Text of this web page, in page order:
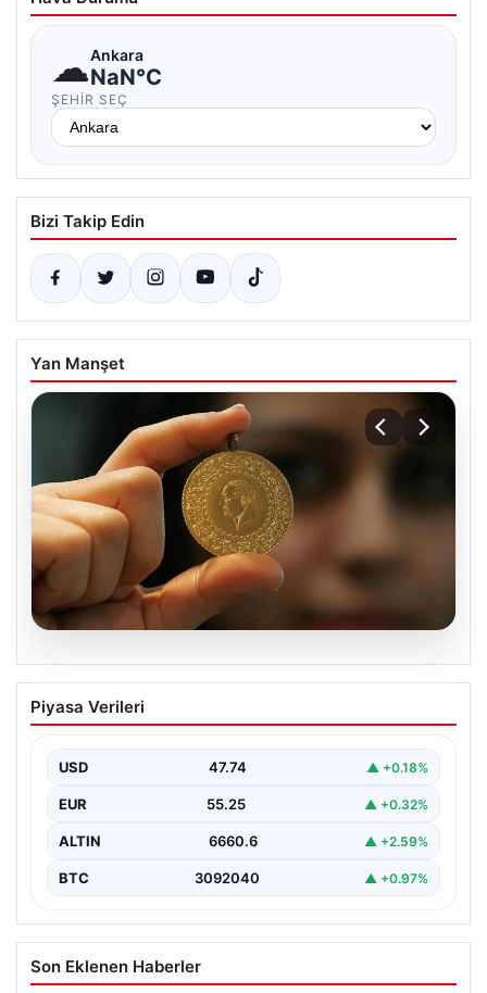
☁Ankara
NaN°C
ŞEHIR SEÇ
Bizi Takip Edin
Yan Manşet
06.08.2026
22 Mayıs 2026 Güncel Altın Fiyatları ve
Analizi
hareketlilik yatırımcıların ve ilgili piyasa uzmanlarının
en…
Piyasa Verileri
USD 47.74 ▲ +0.18%
EUR 55.25 ▲ +0.32%
ALTIN 6660.6 ▲ +2.59%
BTC 3092040 ▲ +0.97%
Son Eklenen Haberler